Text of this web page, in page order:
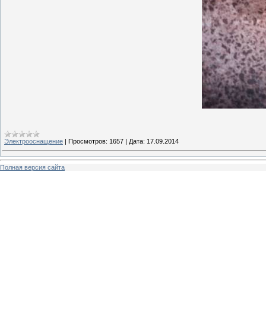
Электрооснащение | Просмотров: 1657 | Дата: 17.09.2014
Полная версия сайта